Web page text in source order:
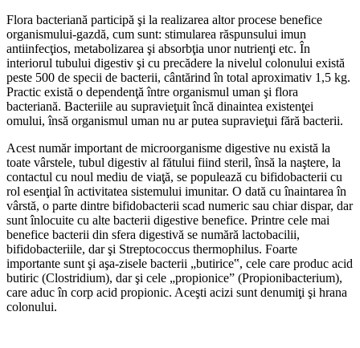
Flora bacteriană participă şi la realizarea altor procese benefice
organismului-gazdă, cum sunt: stimularea răspunsului imun
antiinfecţios, metabolizarea şi absorbţia unor nutrienţi etc. În
interiorul tubului digestiv şi cu precădere la nivelul colonului există
peste 500 de specii de bacterii, cântărind în total aproximativ 1,5 kg.
Practic există o dependenţă între organismul uman şi flora
bacteriană. Bacteriile au supravieţuit încă dinaintea existenţei
omului, însă organismul uman nu ar putea supravieţui fără bacterii.
Acest număr important de microorganisme digestive nu există la
toate vârstele, tubul digestiv al fătului fiind steril, însă la naştere, la
contactul cu noul mediu de viaţă, se populează cu bifidobacterii cu
rol esenţial în activitatea sistemului imunitar. O dată cu înaintarea în
vârstă, o parte dintre bifidobacterii scad numeric sau chiar dispar, dar
sunt înlocuite cu alte bacterii digestive benefice. Printre cele mai
benefice bacterii din sfera digestivă se numără lactobacilii,
bifidobacteriile, dar şi Streptococcus thermophilus. Foarte
importante sunt şi aşa-zisele bacterii „butirice‟, cele care produc acid
butiric (Clostridium), dar şi cele „propionice” (Propionibacterium),
care aduc în corp acid propionic. Aceşti acizi sunt denumiţi şi hrana
colonului.